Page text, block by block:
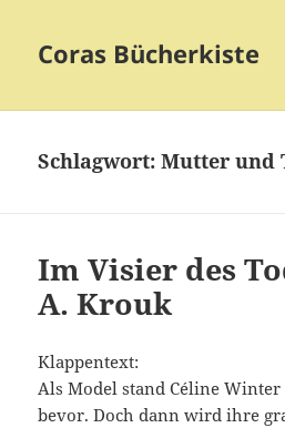
Coras Bücherkiste
Schlagwort:Mutter und
Im Visier des
A. Krouk
Klappentext:
Als Model stand Céline
bevor. Doch dann wird ihre